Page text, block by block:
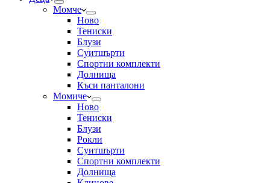
Момче
Ново
Тениски
Блузи
Суитшърти
Спортни комплекти
Долнища
Къси панталони
Момиче
Ново
Тениски
Блузи
Рокли
Суитшърти
Спортни комплекти
Долнища